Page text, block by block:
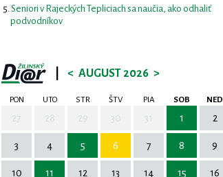
Seniori v Rajeckých Tepliciach sa naučia, ako odhaliť
podvodníkov
< AUGUST 2026 >
PON UTO STR ŠTV PIA SOB NED
1 2
3 4 5 6 7 8 9
10 11 12 13 14 15 16